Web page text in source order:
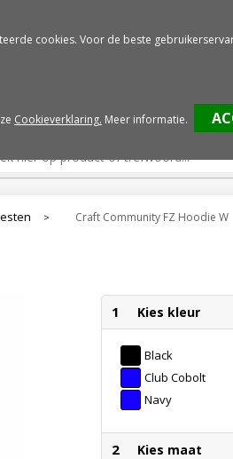
> Craft Community FZ Hoodie W
1 Kies kleur
Black
Club Cobolt
Navy
2 Kies maat
cookies. Voor de beste
Cookieverklaring. Meer informatie.